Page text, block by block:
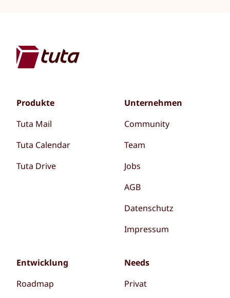
Produkte
Tuta Mail
Tuta Calendar
Tuta Drive
Unternehmen
Community
Team
Jobs
AGB
Datenschutz
Impressum
Entwicklung
Roadmap
Needs
Privat